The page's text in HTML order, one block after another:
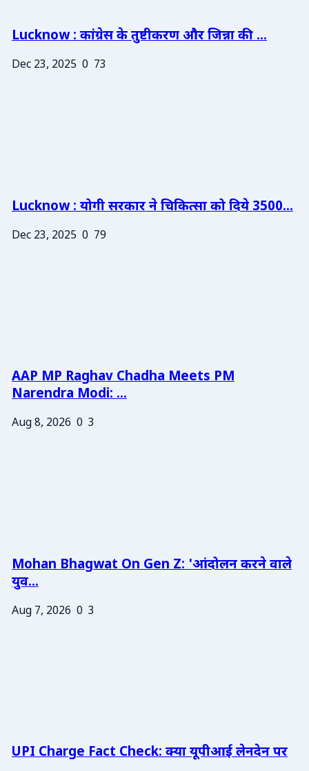
Lucknow : कांग्रेस के तुष्टीकरण और जिन्ना की ...
Dec 23, 2025 0 73
Lucknow : योगी सरकार ने चिकित्सा को दिये 3500...
Dec 23, 2025 0 79
AAP MP Raghav Chadha Meets PM
Narendra Modi: ...
Aug 8, 2026 0 3
Mohan Bhagwat On Gen Z: 'आंदोलन करने वाले
युव...
Aug 7, 2026 0 3
UPI Charge Fact Check: क्या यूपीआई लेनदेन पर